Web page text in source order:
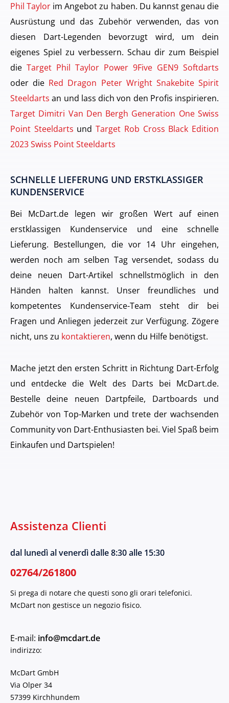
Phil Taylor im Angebot zu haben. Du kannst genau die
Ausrüstung und das Zubehör verwenden, das von
diesen Dart-Legenden bevorzugt wird, um dein
eigenes Spiel zu verbessern. Schau dir zum Beispiel
die Target Phil Taylor Power 9Five GEN9 Softdarts
oder die Red Dragon Peter Wright Snakebite Spirit
Steeldarts an und lass dich von den Profis inspirieren.
Target Dimitri Van Den Bergh Generation One Swiss
Point Steeldarts undTarget Rob Cross Black Edition
2023 Swiss Point Steeldarts
SCHNELLE LIEFERUNG UND ERSTKLASSIGER
KUNDENSERVICE
Bei McDart.de legen wir großen Wert auf einen
erstklassigen Kundenservice und eine schnelle
Lieferung. Bestellungen, die vor 14 Uhr eingehen,
werden noch am selben Tag versendet, sodass du
deine neuen Dart-Artikel schnellstmöglich in den
Händen halten kannst. Unser freundliches und
kompetentes Kundenservice-Team steht dir bei
Fragen und Anliegen jederzeit zur Verfügung. Zögere
nicht, uns zu kontaktieren, wenn du Hilfe benötigst.
Mache jetzt den ersten Schritt in Richtung Dart-Erfolg
und entdecke die Welt des Darts bei McDart.de.
Bestelle deine neuen Dartpfeile, Dartboards und
Zubehör von Top-Marken und trete der wachsenden
Community von Dart-Enthusiasten bei. Viel Spaß beim
Einkaufen und Dartspielen!
Assistenza Clienti
dal lunedì al venerdì dalle 8:30 alle 15:30
02764/261800
Si prega di notare che questi sono gli orari telefonici.
McDart non gestisce un negozio fisico.
E-mail: info@mcdart.de
indirizzo:
McDart GmbH
Via Olper 34
57399 Kirchhundem